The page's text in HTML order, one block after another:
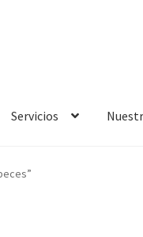
Servicios